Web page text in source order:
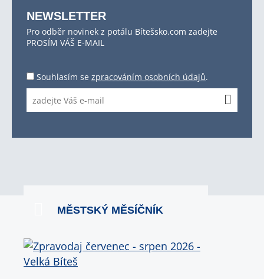
NEWSLETTER
Pro odběr novinek z potálu Bítešsko.com zadejte
PROSÍM VÁŠ E-MAIL
Souhlasím se zpracováním osobních údajů.
MĚSTSKÝ MĚSÍČNÍK